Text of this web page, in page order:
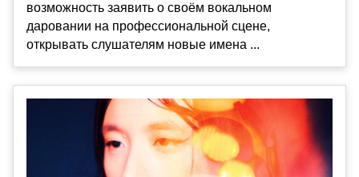
возможность заявить о своём вокальном
даровании на профессиональной сцене,
открывать слушателям новые имена ...